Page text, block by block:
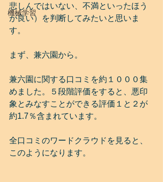
機械学習
悲しんではいない、不満といったほう
が良い）を判断してみたいと思いま
す。
まず、兼六園から。
兼六園に関する口コミを約１０００集
めました。５段階評価をすると、悪印
象とみなすことができる評価１と２が
約1.7％含まれています。
全口コミのワードクラウドを見ると、
このようになります。